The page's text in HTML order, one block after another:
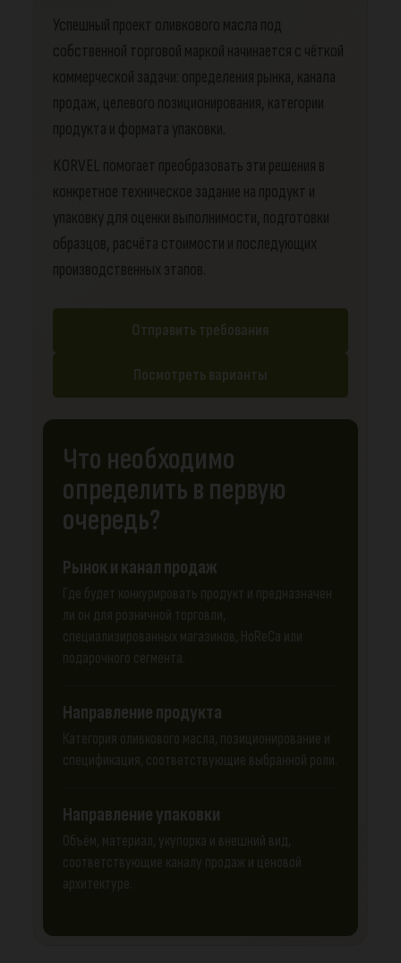
Успешный проект оливкового масла под
собственной торговой маркой начинается с чёткой
коммерческой задачи: определения рынка, канала
продаж, целевого позиционирования, категории
продукта и формата упаковки.
KORVEL помогает преобразовать эти решения в
конкретное техническое задание на продукт и
упаковку для оценки выполнимости, подготовки
образцов, расчёта стоимости и последующих
производственных этапов.
Отправить требования
Посмотреть варианты
Что необходимо
определить в первую
очередь?
Рынок и канал продаж
Где будет конкурировать продукт и предназначен
ли он для розничной торговли,
специализированных магазинов, HoReCa или
подарочного сегмента.
Направление продукта
Категория оливкового масла, позиционирование и
спецификация, соответствующие выбранной роли.
Направление упаковки
Объём, материал, укупорка и внешний вид,
соответствующие каналу продаж и ценовой
архитектуре.